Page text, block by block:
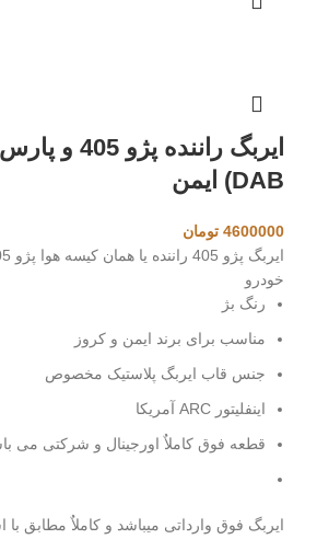
DAB) ایمن
4600000 تومان
خودرو
رنگ بژ
مناسب برای برند ایمن و کروز
جنس قاب ایربگ پلاستیک مخصوص
اینفلیتور ARC آمریکا
قطعه فوق کاملاٌ اورجینال و شرکتی می
ایربگ فوق وارداتی میباشد و کاملاٌ مطابق با